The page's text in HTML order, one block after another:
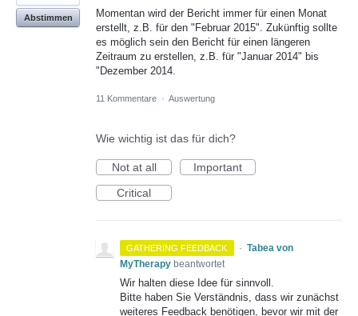
Momentan wird der Bericht immer für einen Monat
erstellt, z.B. für den "Februar 2015". Zukünftig sollte
es möglich sein den Bericht für einen längeren
Zeitraum zu erstellen, z.B. für "Januar 2014" bis
"Dezember 2014.
Abstimmen
11 Kommentare · Auswertung
Wie wichtig ist das für dich?
Not at all
Important
Critical
GATHERING FEEDBACK · Tabea von
MyTherapy beantwortet
Wir halten diese Idee für sinnvoll.
Bitte haben Sie Verständnis, dass wir zunächst
weiteres Feedback benötigen, bevor wir mit der